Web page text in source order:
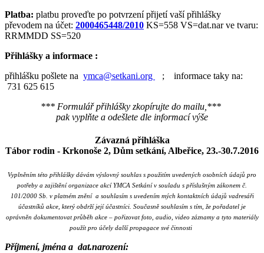
Platba: platbu proveďte po potvrzení přijetí vaší přihlášky
převodem na účet: 2000465448/2010 KS=558 VS=dat.nar ve tvaru:
RRMMDD SS=520
Přihlášky a informace :
přihlášku pošlete na ymca@setkani.org
; informace taky na:
731 625 615
*** Formulář přihlášky zkopírujte do mailu,***
pak vyplňte a odešlete dle informací výše
Závazná přihláška
Tábor rodin - Krkonoše 2, Dům setkání, Albeřice, 23.-30.7.2016
Vyplněním této přihlášky dávám výslovný souhlas s použitím uvedených osobních údajů pro
potřeby a zajištění organizace akcí YMCA Setkání v souladu s příslušným zákonem č.
101/2000 Sb. v platném znění a souhlasím s uvedením mých kontaktních údajů vadresáři
účastníků akce, který obdrží její účastníci. Současně souhlasím s tím, že pořadatel je
oprávněn dokumentovat průběh akce – pořizovat foto, audio, video záznamy a tyto materiály
použít pro účely další propagace své činnosti
Příjmení, jména a dat.narození: